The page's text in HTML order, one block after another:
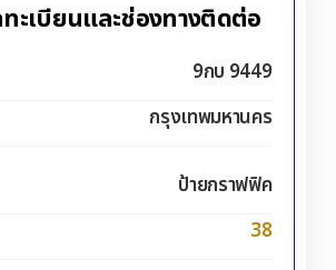
ะเบียนและช่องทางติดต่อ
9กบ 9449
กรุงเทพมหานคร
ป้ายกราฟฟิค
38